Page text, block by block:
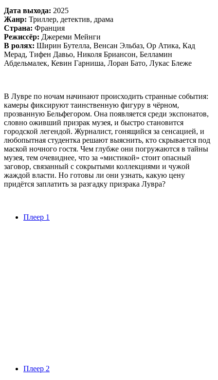
Дата выхода: 2025
Жанр: Триллер, детектив, драма
Страна: Франция
Режиссёр: Джереми Мейнги
В ролях: Ширин Бутелла, Венсан Эльбаз, Ор Атика, Кад
Мерад, Тифен Давьо, Николя Бриансон, Белламин
Абдельмалек, Кевин Гарниша, Лоран Бато, Лукас Блеже
В Лувре по ночам начинают происходить странные события:
камеры фиксируют таинственную фигуру в чёрном,
прозванную Бельфегором. Она появляется среди экспонатов,
словно оживший призрак музея, и быстро становится
городской легендой. Журналист, гонящийся за сенсацией, и
любопытная студентка решают выяснить, кто скрывается под
маской ночного гостя. Чем глубже они погружаются в тайны
музея, тем очевиднее, что за «мистикой» стоит опасный
заговор, связанный с сокрытыми коллекциями и чужой
жаждой власти. Но готовы ли они узнать, какую цену
придётся заплатить за разгадку призрака Лувра?
Плеер 1
Плеер 2